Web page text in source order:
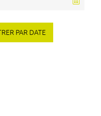
PAR DATE